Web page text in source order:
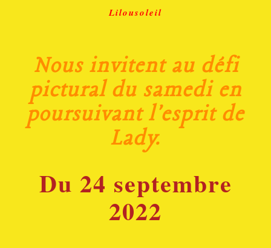
Lilousoleil
Nous invitent au défi
pictural du samedi en
poursuivant l'esprit de
Lady.
Du 24 septembre
2022